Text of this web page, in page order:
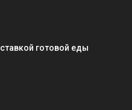
готовой еды